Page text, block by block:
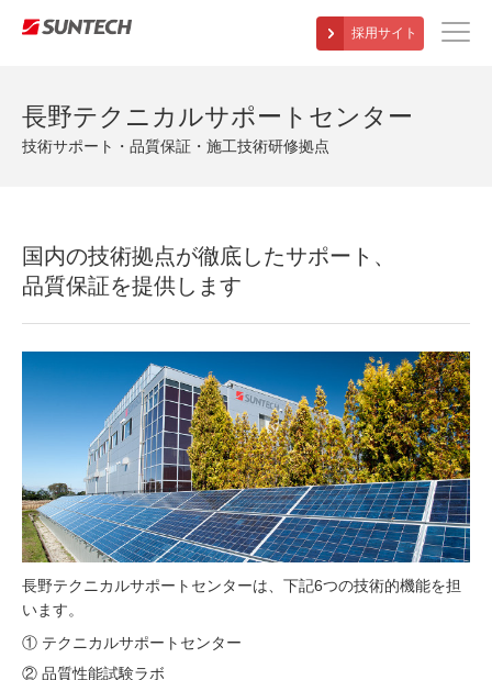
採用サイト
住宅用
O&Mサービス
発電事業
各種ダウンロード
パートナーサイト
施工ID保有者様
お問い合わせ
0120-303-616
9:00～17:00（土・日・祝日を除く）
長野テクニカルサポートセンター
技術サポート・品質保証・施工技術研修拠点
国内の技術拠点が徹底したサポート、
品質保証を提供します
長野テクニカルサポートセンターは、下記6つの技術的機能を担
います。
① テクニカルサポートセンター
② 品質性能試験ラボ